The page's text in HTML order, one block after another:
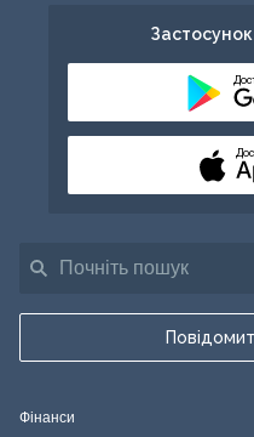
Фінанси